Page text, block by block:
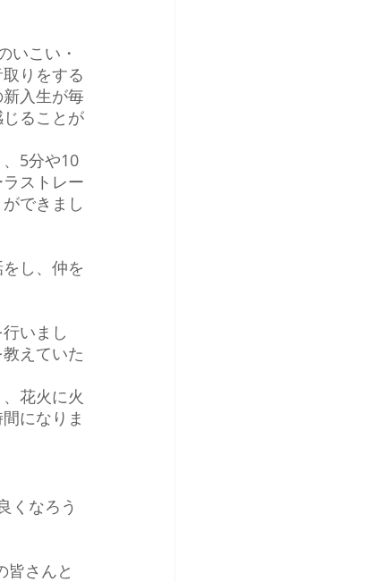
いこい・
りをする
入生が毎
ることが
5分や10
ストレー
できまし
し、仲を
いまし
えていた
花火に火
になりま
くなろう
皆さんと